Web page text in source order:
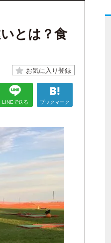
とは？食
LINEで送る ブックマーク